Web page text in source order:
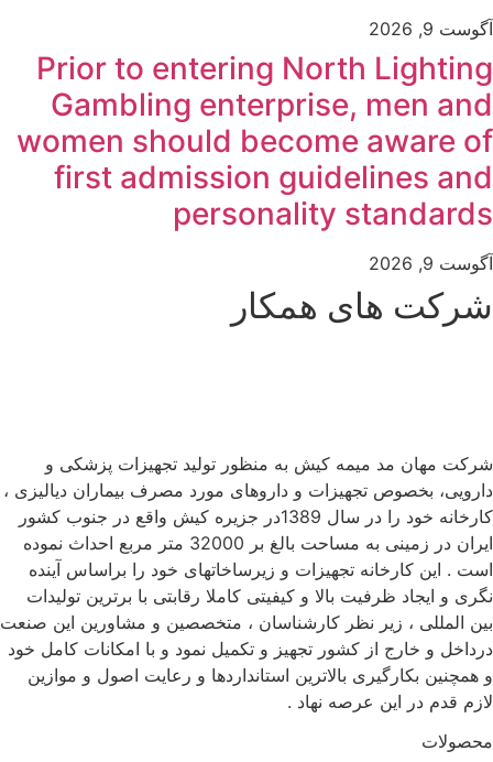
آگوست 9, 2026
Prior to entering North Lighting
Gambling enterprise, men and
women should become aware of
first admission guidelines and
personality standards
آگوست 9, 2026
شرکت های همکار
شرکت مهان مد میمه کیش به منظور تولید تجهیزات پزشکی و
دارویی، بخصوص تجهیزات و داروهای مورد مصرف بیماران دیالیزی ،
کارخانه خود را در سال 1389در جزیره کیش واقع در جنوب کشور
ایران در زمینی به مساحت بالغ بر 32000 متر مربع احداث نموده
است . این کارخانه تجهیزات و زیرساخاتهای خود را براساس آینده
نگری و ایجاد ظرفیت بالا و کیفیتی کاملا رقابتی با برترین تولیدات
بین المللی ، زیر نظر کارشناسان ، متخصصین و مشاورین این صنعت
درداخل و خارج از کشور تجهیز و تکمیل نمود و با امکانات کامل خود
و همچنین بکارگیری بالاترین استانداردها و رعایت اصول و موازین
لازم قدم در این عرصه نهاد .
محصولات